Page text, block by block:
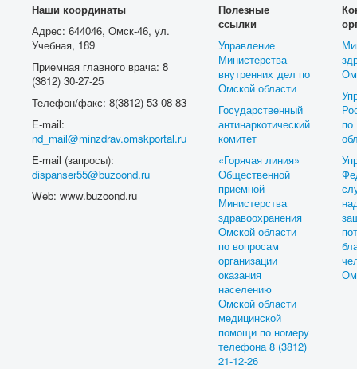
Наши координаты
Адрес: 644046, Омск-46, ул.
Учебная, 189
Приемная главного врача: 8
(3812) 30-27-25
Телефон/факс: 8(3812) 53-08-83
E-mail:
nd_mail@minzdrav.omskportal.ru
E-mail (запросы):
dispanser55@buzoond.ru
Web: www.buzoond.ru
Полезные
ссылки
Управление
Министерства
внутренних дел по
Омской области
Государственный
антинаркотический
комитет
«Горячая линия»
Общественной
приемной
Министерства
здравоохранения
Омской области
по вопросам
организации
оказания
населению
Омской области
медицинской
помощи по номеру
телефона 8 (3812)
21-12-26